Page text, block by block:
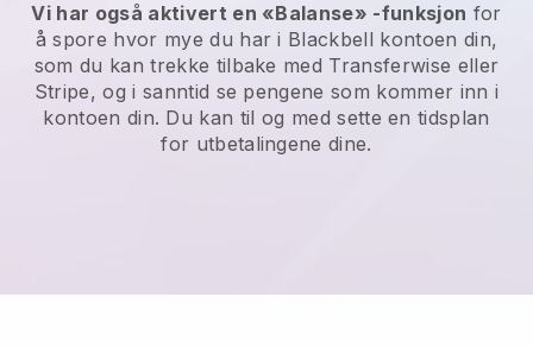
Vi har også aktivert en «Balanse» -funksjon for
å spore hvor mye du har i Blackbell kontoen din,
som du kan trekke tilbake med Transferwise eller
Stripe, og i sanntid se pengene som kommer inn i
kontoen din. Du kan til og med sette en tidsplan
for utbetalingene dine.